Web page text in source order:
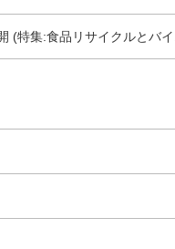
(特集:食品リサイクルとバ